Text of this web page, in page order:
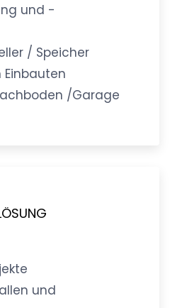
und -
/ Speicher
/Garage
und